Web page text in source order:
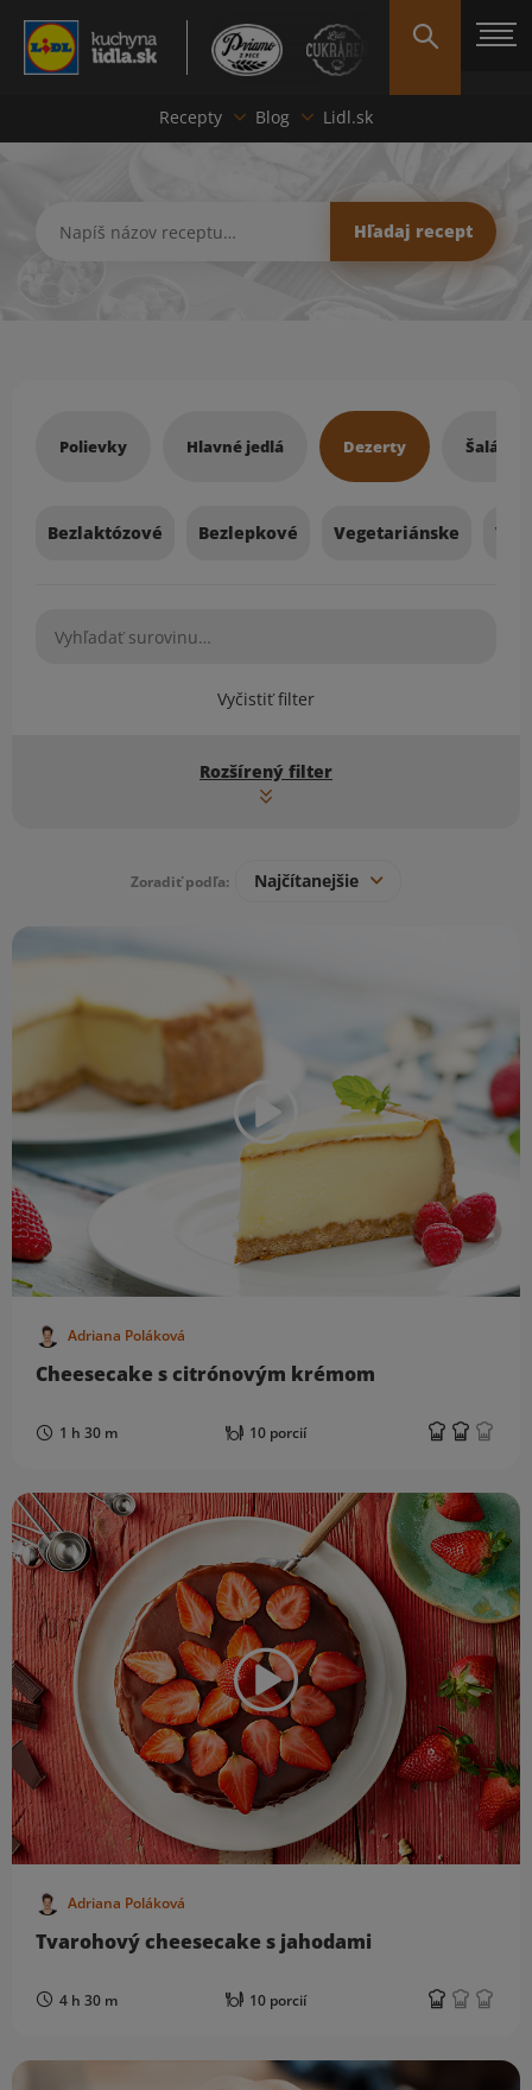
Recepty Blog Lidl.sk
Hľadaj recept
Polievky Hlavné jedlá Dezerty Šaláty
Bezlaktózové Bezlepkové Vegetariánske
Vyčistiť filter
Rozšírený filter
Zoradiť podľa: Najčítanejšie
Zoznam receptov
Adriana Poláková
Cheesecake s citrónovým krémom
1 h 30 m 10 porcií
Adriana Poláková
Tvarohový cheesecake s jahodami
4 h 30 m 10 porcií